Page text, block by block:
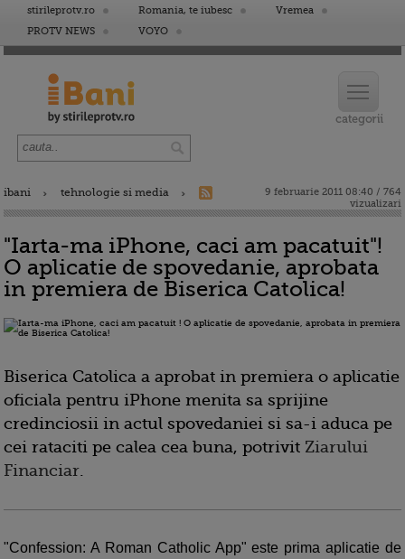
stirileprotv.ro Romania, te iubesc
Vremea
PROTV NEWS
VOYO
ibani tehnologie si media
9 februarie 2011 08:40 / 764
vizualizari
"Iarta-ma iPhone, caci am pacatuit"!
O aplicatie de spovedanie, aprobata
in premiera de Biserica Catolica!
Biserica Catolica a aprobat in premiera o aplicatie
oficiala pentru iPhone menita sa sprijine
credinciosii in actul spovedaniei si sa-i aduca pe
cei rataciti pe calea cea buna, potrivit Ziarului
Financiar.
"Confession: A Roman Catholic App" este prima aplicatie de